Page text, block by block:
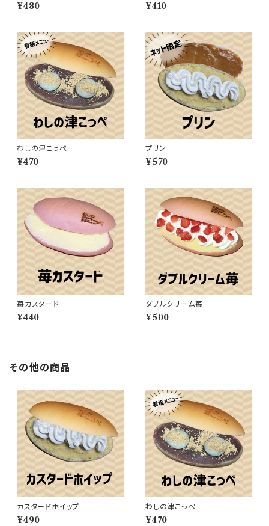
¥480 ¥410
わしの津こっぺ
¥470
プリン
¥570
苺カスタード
¥440
ダブルクリーム苺
¥500
その他の商品
カスタードホイップ
¥490
わしの津こっぺ
¥470